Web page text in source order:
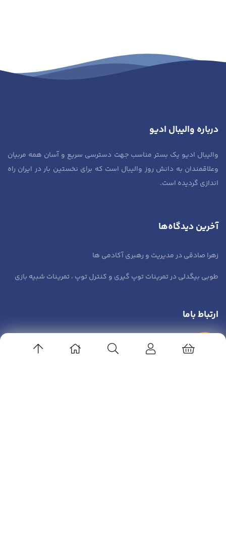
درباره والیبال ادیو
والیبال ادیو یک بستر مناسب جهت دسترسی سریع و آسان همه مربیان
وعلاقمندان به دانش روز والیبال است که برای نخستین بار در ایران راه
اندازی گردیده است.
آخرین دیدگاه‌ها
زهرا صادقی درمدیریت و رهبری آکادمی ها
طوبی بیگدلی درتمرینات توپ گیری و کنترل توپ ، تمرینات شبیه بازی
ارتباط باما
کانال تلگرام: volleyballedu@